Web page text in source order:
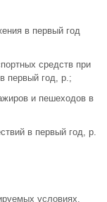
в первый год
средств при
первый год, р.;
и пешеходов в
в первый год, р.
условиях.